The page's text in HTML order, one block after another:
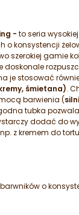
- to seria
o konsystencji
szerokiej gamie
doskonale
je stosować
śmietana).
barwienia (
tubka
dodać do
z kremem do
barwników o